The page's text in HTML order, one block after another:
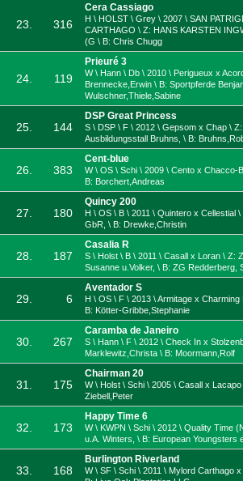
23. 316
Cera Cassiago
H \ HOLST \ Grey \ 2007 \ SAN
CARTHAGO \ Z: HANS KARSTEN
(G \ B: Chris Chugg
24. 119
Prieuré 3
W \ Hann \ Db \ 2010 \ Perigueux x
Brennecke,Erwin \ B: Sportpferde
Wulschner,Thiele,Sabine
25. 144
DSP Great Princess
S \ DSP \ F \ 2012 \ Gepsom x Chap \ Z:
Ausbildungsstall Bruhns, \ B:
26. 383
Cent-blue
W \ OS \ Schi \ 2009 \ Cento x Chacco-
B: Borchert,Andreas
27. 180
Quincy 200
H \ OS \ B \ 2011 \ Quintero x Cellestial
GbR, \ B: Drewke,Christin
28. 187
Casalia R
S \ Holst \ B \ 2011 \ Casall x Loran \ Z:
Susanne u.Volker, \ B: ZG Redderberg,
29. 6
Aventador S
H \ OS \ F \ 2013 \ Armitage x
B: Kötter-Gribbe,Stephanie
30. 267
Caramba de Janeiro
S \ Hann \ F \ 2012 \ Check In x
Marklewitz,Christa \ B: Moormann,Rolf
31. 175
Chairman 20
W \ Holst \ Schi \ 2005 \ Casall x
Ziebell,Peter
32. 173
Happy Time 6
W \ KWPN \ Schi \ 2012 \ Quality Time
u.A. Winters, \ B: European Youngsters
33. 168
Burlington Riverland
W \ SF \ Schi \ 2011 \ Mylord Carthago